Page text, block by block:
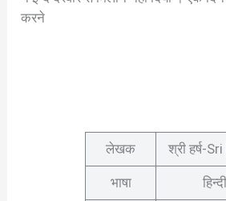
करने
लेखक श्री हर्ष-
भाषा हिन्दी